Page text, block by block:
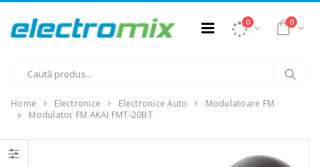
0 0
Home Electronice Electronice Auto
Modulatoare FM
Modulator FM AKAI FMT-20BT